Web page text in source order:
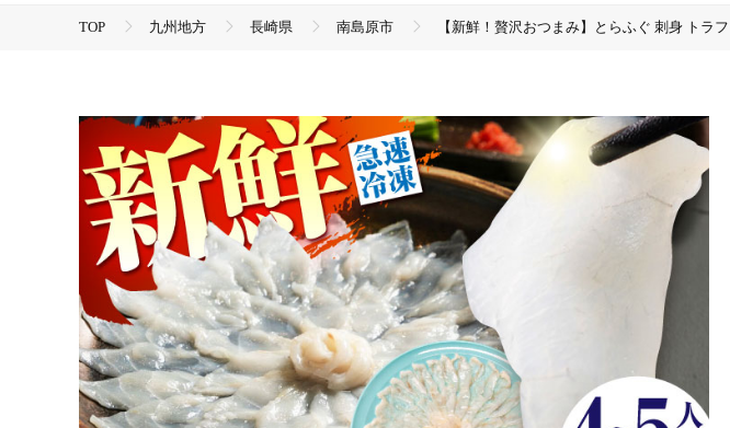
TOP 九州地方 長崎県 南島原市
【新鮮！贅沢おつまみ】とらふぐ 刺身 トラ
魚介類 鮮魚
ふぐ
【新鮮！贅沢おつまみ】とらふぐ 刺身 トラフグのてっさ（大皿/200g）×1枚/ とらふぐ 刺身 紅葉おろ